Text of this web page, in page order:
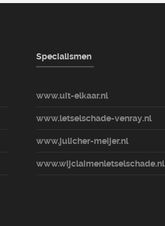
Specialismen
www.uit-elkaar.nl
www.letselschade-venray.nl
www.julicher-meijer.nl
www.wijclaimenletselschade.nl